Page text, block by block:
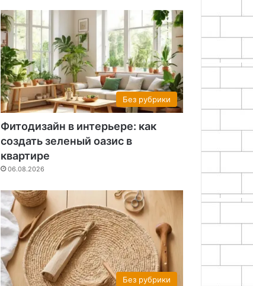
Без рубрики
Фитодизайн в интерьере: как
создать зеленый оазис в
квартире
06.08.2026
Без рубрики